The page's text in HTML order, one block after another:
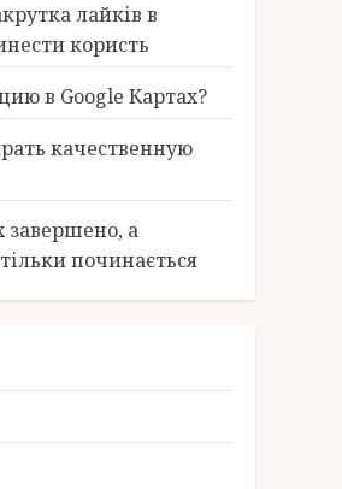
лайків в
користь
в Google Картах?
качественную
а
починається